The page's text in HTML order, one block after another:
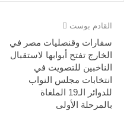
القادم بوست
سفارات وقنصليات مصر في
الخارج تفتح أبوابها لاستقبال
الناخبين للتصويت في
انتخابات مجلس النواب
للدوائر الـ19 الملغاة
بالمرحلة الأولى